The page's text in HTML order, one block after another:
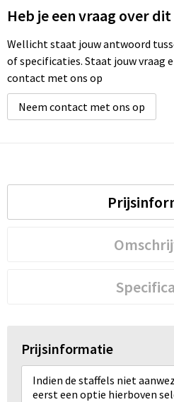
Heb je een vraag over
Wellicht staat jouw antwoord
of specificaties. Staat jouw vraag
contact met ons op
Neem contact met ons op
Prijsinformatie
Indien de staffels niet
eerst een optie hierboven